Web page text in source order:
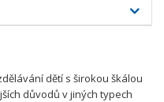
dětí s širokou škálou
důvodů v jiných typech